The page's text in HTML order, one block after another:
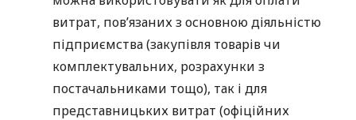
витрат, пов’язаних з основною діяльністю
підприємства (закупівля товарів чи
комплектувальних, розрахунки з
постачальниками тощо), так і для
представницьких витрат (офіційних